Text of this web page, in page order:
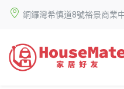
銅鑼灣希慎道8號裕景商業